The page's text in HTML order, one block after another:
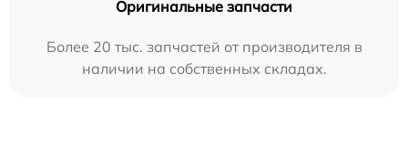
Оригинальные запчасти
Более 20 тыс. запчастей от производителя в
наличии на собственных складах.